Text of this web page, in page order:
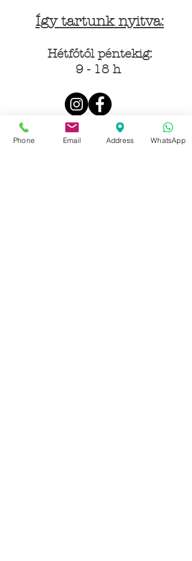
Így tartunk nyitva:
Hétfőtől péntekig:
9 - 18 h
KÖZÖSSÉGI LYUKAINK
Phone Email Address WhatsApp